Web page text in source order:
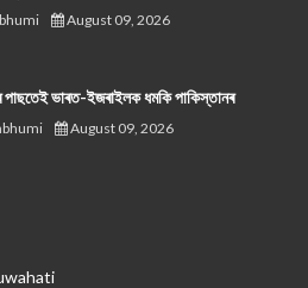
August 09, 2026
পাছতেই ভাৰত-ইজৰাইলক ধমকি পাকিস্তানৰ
August 09, 2026